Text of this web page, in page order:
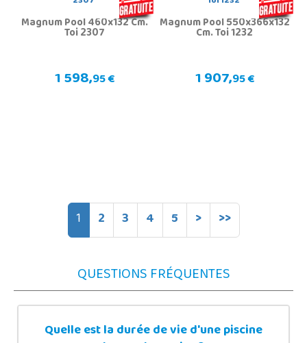
Magnum Pool 460x132 Cm.
Toi 2307
1 598,95 €
Magnum Pool 550x366x132
Cm. Toi 1232
1 907,95 €
1 2 3 4 5 > >>
QUESTIONS FRÉQUENTES
Quelle est la durée de vie d'une piscine